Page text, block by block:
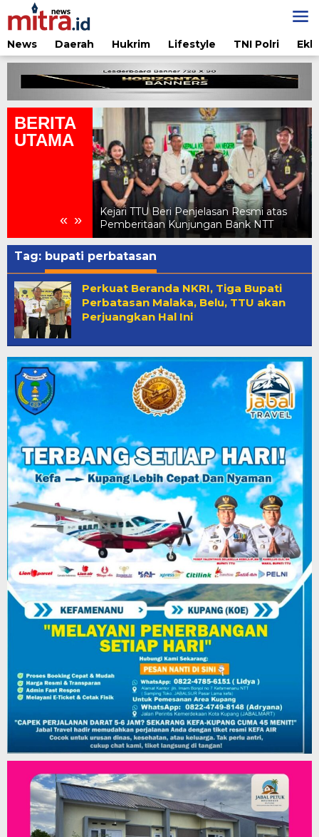
Lewati
ke
konten
News
Daerah Hukrim Lifestyle TNI Polri
BERITA
UTAMA
« »
Kuasa Hukum Pemda TTU Somasi
Pemberitaan Tak Sesuai Isi Klarifikasi
Tag: bupati perbatasan
Perkuat Beranda NKRI, Tiga Bupati
Perbatasan Malaka, Belu, TTU akan
Perjuangkan Hal Ini